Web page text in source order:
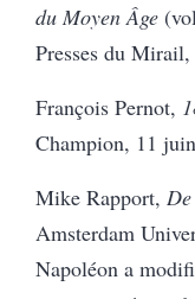
du Moyen Âge
Presses du Mirail,
François Pernot,
Champion, 11
Mike Rapport,
Amsterdam
Napoléon a